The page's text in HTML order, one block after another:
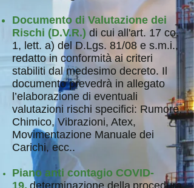
Documento di Valutazione dei
Rischi (D.V.R.) di cui all'art. 17 co.
1, lett. a) del D.Lgs. 81/08 e s.m.i.,
redatto in conformità ai criteri
stabiliti dal medesimo decreto. Il
documento prevedrà in allegato
l’elaborazione di eventuali
valutazioni rischi specifici: Rumore,
Chimico, Vibrazioni, Atex,
Movimentazione Manuale dei
Carichi, ecc..
Piano anti contagio COVID-
19, determinazione della procedura